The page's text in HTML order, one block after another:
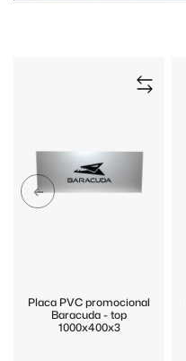
Placa PVC promocional
Baracuda - top
1000x400x3